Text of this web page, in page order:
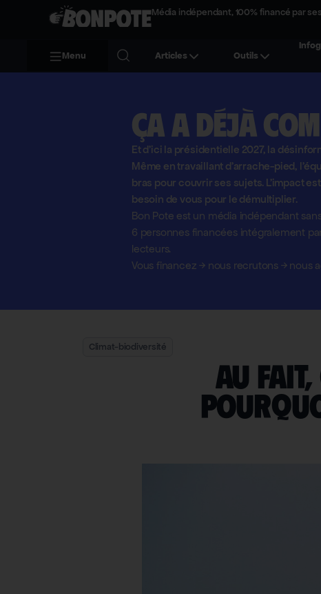
Média indépendant, 100% financé par
Menu Articles Outils
Ça a déjà
Et d'ici la présidentielle 2027, la
Même en travaillant d'arrache-pied,
bras pour couvrir ses sujets. L'impact
besoin de vous pour le démultiplier.
Bon Pote est un média indépendant
6 personnes financées intégralement
lecteurs.
Vous financez→nous recrutons →nous
Climat-biodiversité
Au